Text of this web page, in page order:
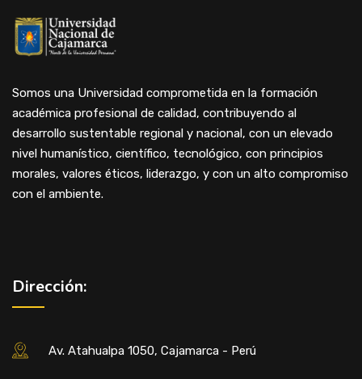
Somos una Universidad comprometida en la formación
académica profesional de calidad, contribuyendo al
desarrollo sustentable regional y nacional, con un elevado
nivel humanístico, científico, tecnológico, con principios
morales, valores éticos, liderazgo, y con un alto compromiso
con el ambiente.
Dirección:
Av. Atahualpa 1050, Cajamarca - Perú